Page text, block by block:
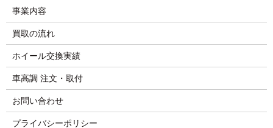
事業内容
買取の流れ
ホイール交換実績
車高調 注文・取付
お問い合わせ
プライバシーポリシー